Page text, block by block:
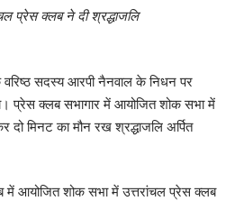
प्रेस क्लब ने दी श्रद्धाजलि
सदस्य आरपी नैनवाल के निधन पर
प्रेस क्लब सभागार में आयोजित शोक सभा में
दो मिनट का मौन रख श्रद्धाजलि अर्पित
में आयोजित शोक सभा में उत्तरांचल प्रेस क्लब